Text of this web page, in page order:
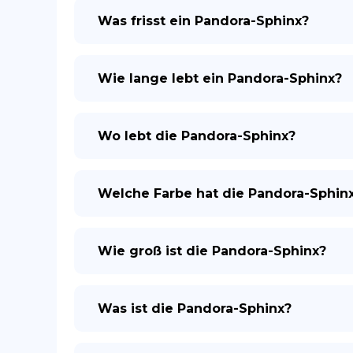
Was frisst ein Pandora-Sphinx?
Wie lange lebt ein Pandora-Sphinx?
Wo lebt die Pandora-Sphinx?
Welche Farbe hat die Pandora-
Wie groß ist die Pandora-Sphinx?
Was ist die Pandora-Sphinx?